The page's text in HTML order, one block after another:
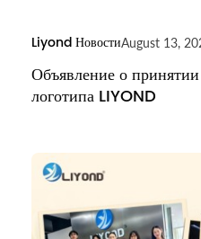
Liyond НовостиAugust 13,
Объявление о
логотипа LIYOND